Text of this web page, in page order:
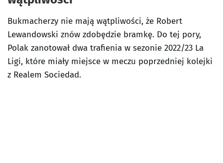
Bukmacherzy nie mają wątpliwości, że Robert
Lewandowski znów zdobędzie bramkę. Do tej pory,
Polak zanotował dwa trafienia w sezonie 2022/23 La
Ligi, które miały miejsce w meczu poprzedniej kolejki
z Realem Sociedad.